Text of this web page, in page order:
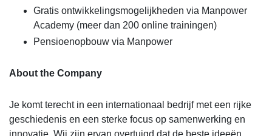
Gratis ontwikkelingsmogelijkheden via Manpower
Academy (meer dan 200 online trainingen)
Pensioenopbouw via Manpower
About the Company
Je komt terecht in een internationaal bedrijf met een rijke
geschiedenis en een sterke focus op samenwerking en